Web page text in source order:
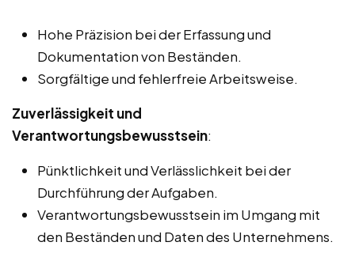
Hohe Präzision bei der Erfassung und
Dokumentation von Beständen.
Sorgfältige und fehlerfreie Arbeitsweise.
Zuverlässigkeit und
Verantwortungsbewusstsein:
Pünktlichkeit und Verlässlichkeit bei der
Durchführung der Aufgaben.
Verantwortungsbewusstsein im Umgang mit
den Beständen und Daten des Unternehmens.